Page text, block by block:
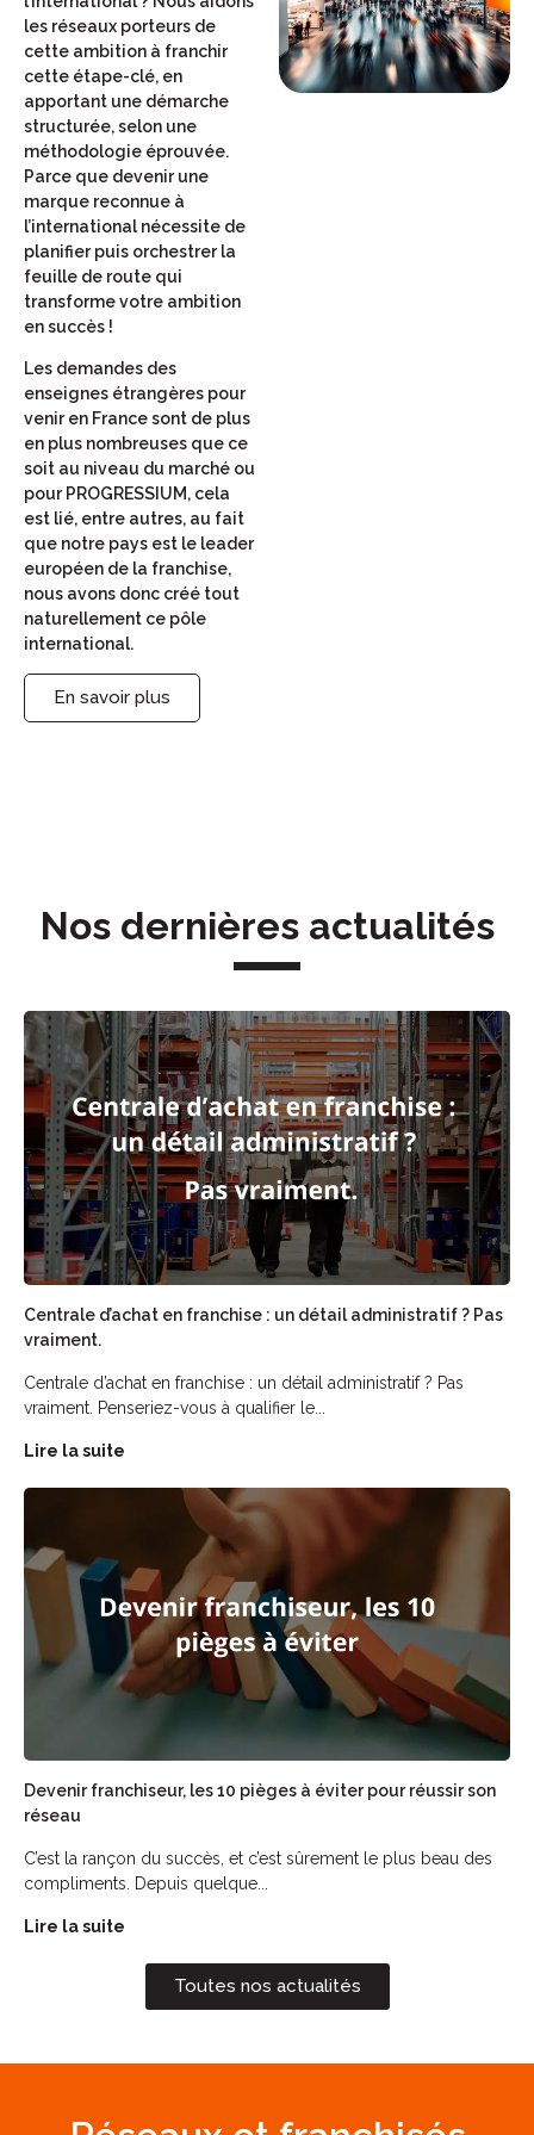
les réseaux porteurs de
cette ambition à franchir
cette étape-clé, en
apportant une démarche
structurée, selon une
méthodologie éprouvée.
Parce que devenir une
marque reconnue à
l’international nécessite de
planifier puis orchestrer la
feuille de route qui
transforme votre ambition
en succès !
Les demandes des
enseignes étrangères pour
venir en France sont de plus
en plus nombreuses que ce
soit au niveau du marché ou
pour PROGRESSIUM, cela
est lié, entre autres, au fait
que notre pays est le leader
européen de la franchise,
nous avons donc créé tout
naturellement ce pôle
international.
En savoir plus
Nos dernières actualités
Centrale d’achat en franchise : un détail administratif ? Pas
vraiment.
Centrale d’achat en franchise : un détail administratif ? Pas
vraiment. Penseriez-vous à qualifier le...
Lire la suite
Devenir franchiseur, les 10 pièges à éviter pour réussir son
réseau
C’est la rançon du succès, et c’est sûrement le plus beau des
compliments. Depuis quelque...
Lire la suite
Toutes nos actualités